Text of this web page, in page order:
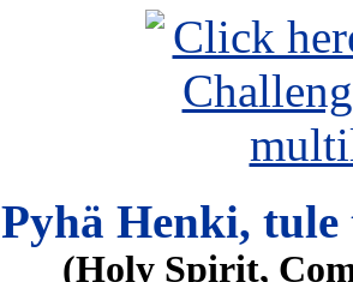
Pyhä Henki,
(Holy Spirit,